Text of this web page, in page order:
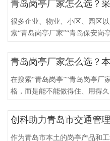
很多企业、物业、小区、园区
索“青岛岗亭厂家”“青岛保安岗
在搜索“青岛岗亭”“青岛岗亭厂
格，而是能不能做得住、用得久
作为青岛市本土的岗亭产品和